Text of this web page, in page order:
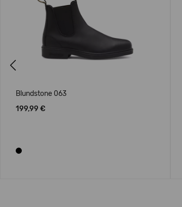
Blundstone 063
199,99 €